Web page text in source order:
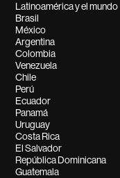
Latinoamérica y el mundo
Brasil
México
Argentina
Colombia
Venezuela
Chile
Perú
Ecuador
Panamá
Uruguay
Costa Rica
El Salvador
República Dominicana
Guatemala